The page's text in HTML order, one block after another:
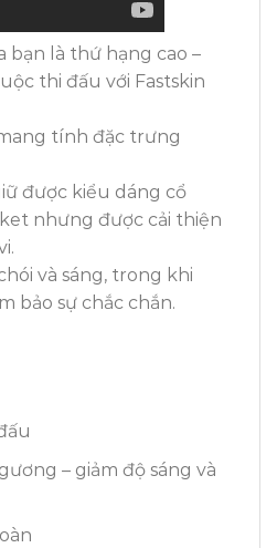
bạn là thứ hạng cao –
thi đấu với Fastskin
tính đặc trưng
được kiểu dáng cổ
nhưng được cải thiện
và sáng, trong khi
bảo sự chắc chắn.
– giảm độ sáng và